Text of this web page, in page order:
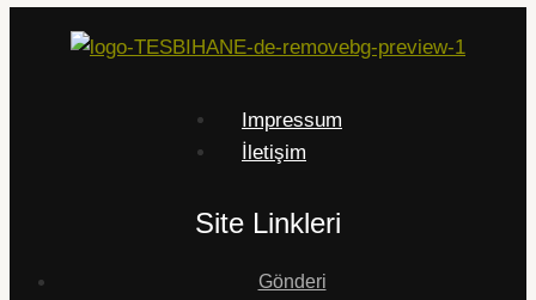
Impressum
İletişim
Site Linkleri
Gönderi